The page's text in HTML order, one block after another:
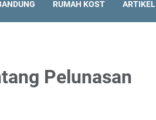
RUMAH KOST ARTIKEL
Pelunasan